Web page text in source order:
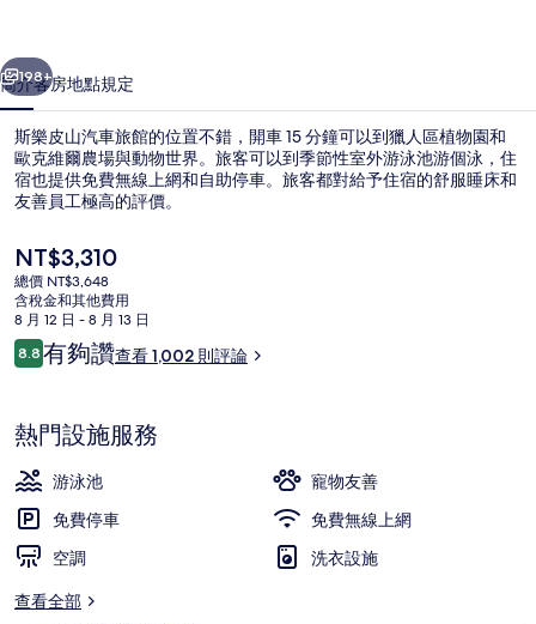
館
的
相
片
個 下一個
198+
簡介客房地點規定
斯樂皮山汽車旅館的位置不錯，開車 15 分鐘可以到獵人區植物園和
歐克維爾農場與動物世界。旅客可以到季節性室外游泳池游個泳，住
宿也提供免費無線上網和自助停車。旅客都對給予住宿的舒服睡床和
友善員工極高的評價。
目
前
的
價
格
是
NT$3,310
總價 NT$3,648
含稅金和其他費用
8 月 12 日 - 8 月 13 日
評
論
8.88.8 分，滿分 10 分，
有夠讚查看 1,002 則評論
熱門設施服務
游泳池
寵物友善
免費停車
免費無線上網
空調
洗衣設施
查看全部